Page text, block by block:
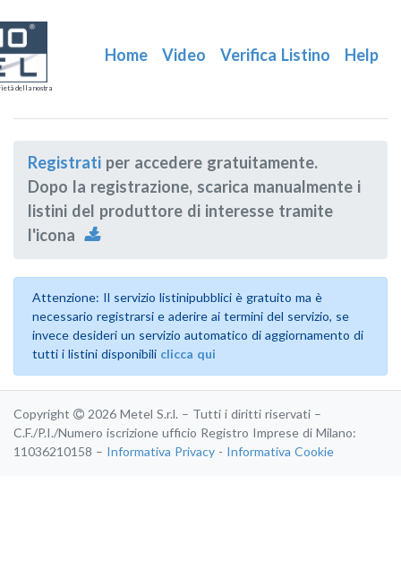
della nostra
Home Video Verifica Listino Help
Registrati per accedere gratuitamente.
Dopo la registrazione, scarica manualmente i
listini del produttore di interesse tramite
l'icona
Attenzione: Il servizio listinipubblici è gratuito ma è
necessario registrarsi e aderire ai termini del servizio, se
invece desideri un servizio automatico di aggiornamento di
tutti i listini disponibili clicca qui
Copyright
2026 Metel S.r.l. – Tutti i diritti riservati –
C.F./P.I./Numero iscrizione ufficio Registro Imprese di Milano:
11036210158 –
Informativa Privacy - Informativa Cookie